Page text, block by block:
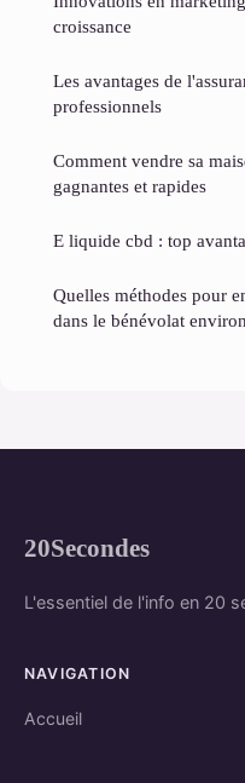
croissance
Les avantages de
professionnels
Comment vendre sa
gagnantes et rapides
E liquide cbd : top
Quelles méthodes pour
dans le bénévolat
20Secondes
L'essentiel de l'info en 20
NAVIGATION
Accueil